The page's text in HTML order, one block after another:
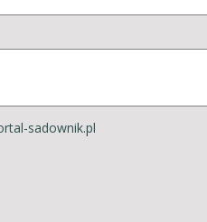
sadownik.pl